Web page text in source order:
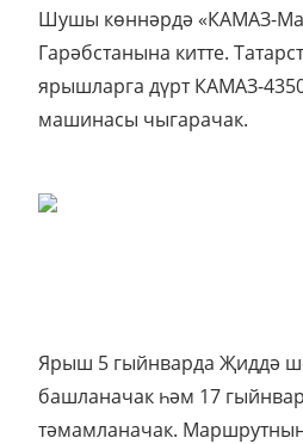
Шушы көннәрдә «КАМАЗ-
Гарәбстанына китте.
ярышларга дүрт КАМАЗ-
машинасы чыгарачак.
Ярыш 5 гыйнварда Җиддә
башланачак һәм 17
тәмамланачак.